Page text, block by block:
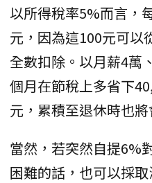
以所得稅率5%而言，
元，因為這100元可以
全數扣除。以月薪4萬
個月在節稅上多省下
元，累積至退休時也
當然，若突然自提6%
困難的話，也可以採